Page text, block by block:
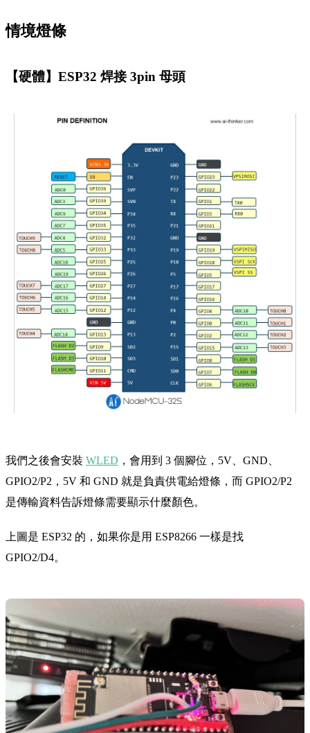
情境燈條
【硬體】ESP32 焊接 3pin 母頭
我們之後會安裝 WLED ，會用到 3 個腳位，5V、GND、
GPIO2/P2，5V 和 GND 就是負責供電給燈條，而 GPIO2/P2
是傳輸資料告訴燈條需要顯示什麼顏色。
上圖是 ESP32 的，如果你是用 ESP8266 一樣是找
GPIO2/D4。